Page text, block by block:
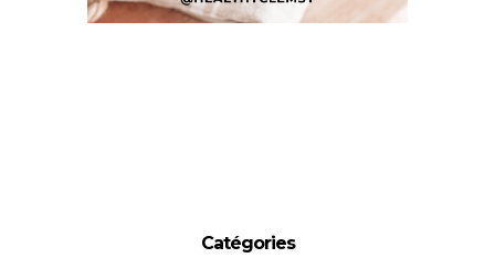
Catégories